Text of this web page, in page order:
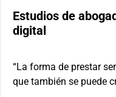
Estudios de
digital
“La forma de prestar
que también se puede